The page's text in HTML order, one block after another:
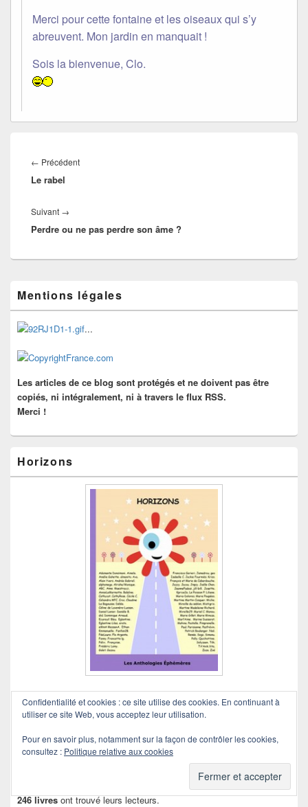
Merci pour cette fontaine et les oiseaux qui s’y
abreuvent. Mon jardin en manquait !
Sois la bienvenue, Clo.
de
l’article
← PrécédentArticle
Le rabel
Suivant →
suivant :
Perdre ou ne pas perdre son âme ?
principale
de
widget
pour
barre
Mentions légales
...
Les articles de ce blog sont protégés et ne doivent pas être
copiés, ni intégralement, ni à travers le flux RSS.
Merci !
Horizons
Septième Anthologie Éphémère.
Carnet d’adressesici.
246 livresont trouvé leurs lecteurs.
Confidentialité et cookies : ce site utilise des cookies. En continuant à
utiliser ce site Web, vous acceptez leur utilisation.
Pour en savoir plus, notamment sur la façon de contrôler les cookies,
consultez : Politique relative aux cookies